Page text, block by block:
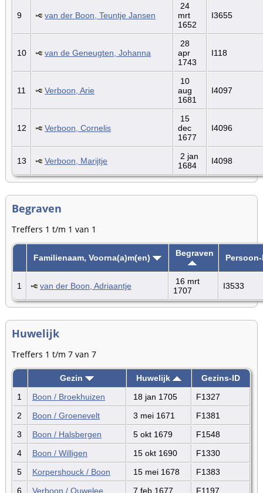
9 van der Boon, Teuntje Jansen
24
mrt
1652
I3655
10 van de Geneugten, Johanna
28
apr
1743
I118
11 Verboon, Arie
10
aug
1681
I4097
12 Verboon, Cornelis
15
dec
1677
I4096
13 Verboon, Marijtje
2 jan
1684
I4098
Begraven
Treffers 1 t/m 1 van 1
Familienaam, Voorna(a)m(en) Begraven Persoon-
1 van der Boon, Adriaantje
16 mrt
1707
I3533
Huwelijk
Treffers 1 t/m 7 van 7
Gezin Huwelijk
Gezins-ID
1
Boon / Broekhuizen 18 jan 1705
F1327
2
Boon / Groenevelt 3 mei 1671
F1381
3
Boon / Halsbergen 5 okt 1679
F1548
4
Boon / Willigen 15 okt 1690
F1330
5
Korpershouck / Boon 15 mei 1678
F1383
6
Verboon / Ouwelee 7 feb 1677 F1197